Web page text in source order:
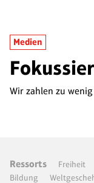
Medien
Wir zahlen zu
Ressorts Freiheit
Bildung